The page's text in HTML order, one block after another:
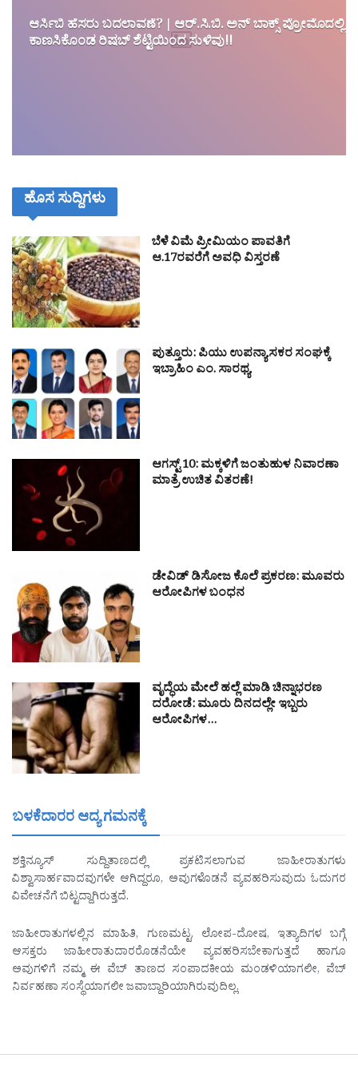
ಆರ್ಸಿಬಿ ಹೆಸರು ಬದಲಾವಣೆ? | ಆರ್.ಸಿ.ಬಿ. ಅನ್ ಬಾಕ್ಸ್ ಪ್ರೋಮೊದಲ್ಲಿ
ಕಾಣಸಿಕೊಂಡ ರಿಷಬ್ ಶೆಟ್ಟಿಯಿಂದ ಸುಳಿವು!!
ಹೊಸ ಸುದ್ದಿಗಳು
ಬೆಳೆ ವಿಮೆ ಪ್ರೀಮಿಯಂ ಪಾವತಿಗೆ
ಆ.17ರವರೆಗೆ ಅವಧಿ ವಿಸ್ತರಣೆ
ಪುತ್ತೂರು: ಪಿಯು ಉಪನ್ಯಾಸಕರ ಸಂಘಕ್ಕೆ
ಇಬ್ರಾಹಿಂ ಎಂ. ಸಾರಥ್ಯ
ಆಗಸ್ಟ್ 10: ಮಕ್ಕಳಿಗೆ ಜಂತುಹುಳ ನಿವಾರಣಾ
ಮಾತ್ರೆ ಉಚಿತ ವಿತರಣೆ!
ಡೇವಿಡ್ ಡಿಸೋಜ ಕೊಲೆ ಪ್ರಕರಣ: ಮೂವರು
ಆರೋಪಿಗಳ ಬಂಧನ
ವೃದ್ಧೆಯ ಮೇಲೆ ಹಲ್ಲೆ ಮಾಡಿ ಚಿನ್ನಾಭರಣ
ದರೋಡೆ: ಮೂರು ದಿನದಲ್ಲೇ ಇಬ್ಬರು
ಆರೋಪಿಗಳ…
ಬಳಕೆದಾರರ ಆದ್ಯ ಗಮನಕ್ಕೆ
ಶಕ್ತಿನ್ಯೂಸ್ ಸುದ್ದಿತಾಣದಲ್ಲಿ ಪ್ರಕಟಿಸಲಾಗುವ ಜಾಹೀರಾತುಗಳು
ವಿಶ್ವಾಸಾರ್ಹವಾದವುಗಳೇ ಆಗಿದ್ದರೂ, ಅವುಗಳೊಡನೆ ವ್ಯವಹರಿಸುವುದು ಓದುಗರ
ವಿವೇಚನೆಗೆ ಬಿಟ್ಟದ್ದಾಗಿರುತ್ತದೆ.
ಜಾಹೀರಾತುಗಳಲ್ಲಿನ ಮಾಹಿತಿ, ಗುಣಮಟ್ಟ, ಲೋಪ-ದೋಷ, ಇತ್ಯಾದಿಗಳ ಬಗ್ಗೆ
ಆಸಕ್ತರು ಜಾಹೀರಾತುದಾರರೊಡನೆಯೇ ವ್ಯವಹರಿಸಬೇಕಾಗುತ್ತದೆ ಹಾಗೂ
ಅವುಗಳಿಗೆ ನಮ್ಮ ಈ ವೆಬ್ ತಾಣದ ಸಂಪಾದಕೀಯ ಮಂಡಳಿಯಾಗಲೀ, ವೆಬ್
ನಿರ್ವಹಣಾ ಸಂಸ್ಥೆಯಾಗಲೀ ಜವಾಬ್ದಾರಿಯಾಗಿರುವುದಿಲ್ಲ.